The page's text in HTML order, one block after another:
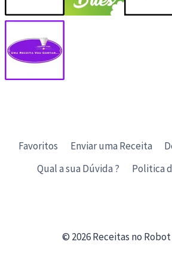
Favoritos Enviar uma Receita
Qual a sua Dúvida ?
Politica
© 2026 Receitas no